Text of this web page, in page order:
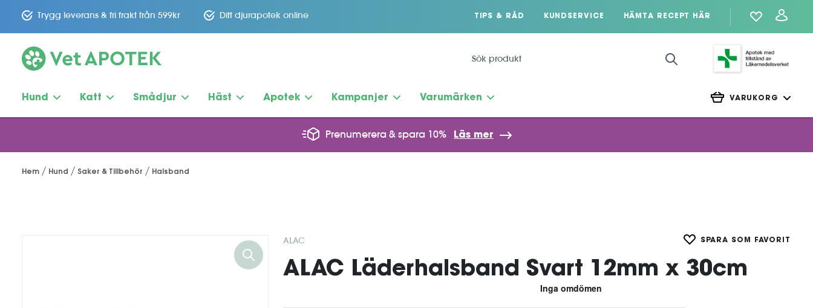
Trygg leverans & fri frakt från 599kr Ditt djurapotek online TIPS & RÅD KUNDSERVICE HÄMTA RECEPT HÄR
Hund Katt Smådjur Häst Apotek Kampanjer Varumärken VARUKORG
Prenumerera & spara 10% Läs mer
Hem Hund Saker & Tillbehör Halsband
ALAC SPARA SOM FAVORIT
ALAC Läderhalsband Svart 12mm x 30cm